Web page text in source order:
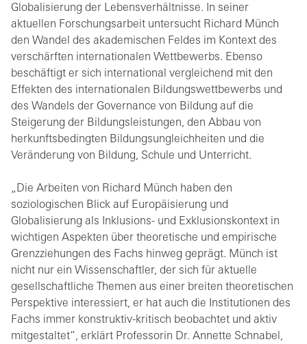
Globalisierung der Lebensverhältnisse. In seiner
aktuellen Forschungsarbeit untersucht Richard Münch
den Wandel des akademischen Feldes im Kontext des
verschärften internationalen Wettbewerbs. Ebenso
beschäftigt er sich international vergleichend mit den
Effekten des internationalen Bildungswettbewerbs und
des Wandels der Governance von Bildung auf die
Steigerung der Bildungsleistungen, den Abbau von
herkunftsbedingten Bildungsungleichheiten und die
Veränderung von Bildung, Schule und Unterricht.
„Die Arbeiten von Richard Münch haben den
soziologischen Blick auf Europäisierung und
Globalisierung als Inklusions- und Exklusionskontext in
wichtigen Aspekten über theoretische und empirische
Grenzziehungen des Fachs hinweg geprägt. Münch ist
nicht nur ein Wissenschaftler, der sich für aktuelle
gesellschaftliche Themen aus einer breiten theoretischen
Perspektive interessiert, er hat auch die Institutionen des
Fachs immer konstruktiv-kritisch beobachtet und aktiv
mitgestaltet“, erklärt Professorin Dr. Annette Schnabel,